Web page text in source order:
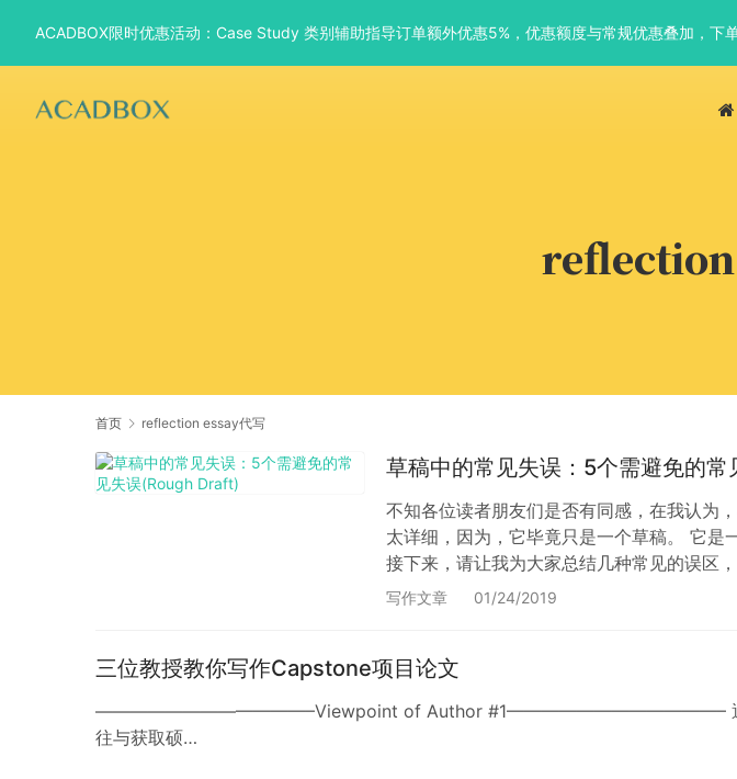
reflection
首页 reflection essay代写
草稿中的常见失误：5个需避免的
不知各位读者朋友们是否有同感，在我认为
太详细，因为，它毕竟只是一个草稿。 它是
接下来，请让我为大家总结几种常见的误区
直接开始写文章。大多数人会在第二次或第
写作文章 01/24/2019
三位教授教你写作Capstone项目论文
————————————–Viewpoint of Author #1————————————– 通常是某
往与获取硕…
ACADBOX限时优惠活动：Case Study 类别辅助指导订单额外优惠5%，优惠额度与常规优惠叠加，下